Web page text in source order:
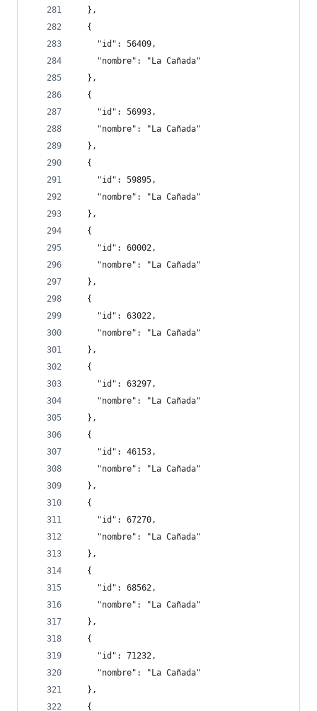
  },
  {
    "id": 56409,
    "nombre": "La Cañada"
  },
  {
    "id": 56993,
    "nombre": "La Cañada"
  },
  {
    "id": 59895,
    "nombre": "La Cañada"
  },
  {
    "id": 60002,
    "nombre": "La Cañada"
  },
  {
    "id": 63022,
    "nombre": "La Cañada"
  },
  {
    "id": 63297,
    "nombre": "La Cañada"
  },
  {
    "id": 46153,
    "nombre": "La Cañada"
  },
  {
    "id": 67270,
    "nombre": "La Cañada"
  },
  {
    "id": 68562,
    "nombre": "La Cañada"
  },
  {
    "id": 71232,
    "nombre": "La Cañada"
  },
  {